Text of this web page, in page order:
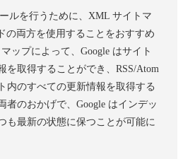
ルを行うために、XML サイトマ
の両方を使用することをおすすめ
ップによって、Google はサイト
を取得することができ、RSS/Atom
内のすべての更新情報を取得する
者のおかげで、Google はインデッ
も最新の状態に保つことが可能に